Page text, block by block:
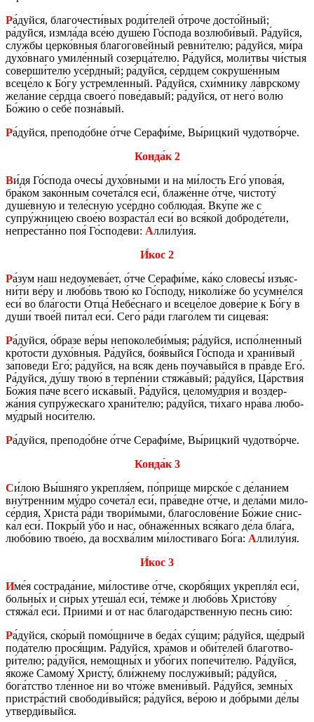
Ра́дуйся, бла­го­че­сти́вых роди́телей о́троче досто́йный;
ра́дуйся, измла́да все́ю душе́ю Го́спода воз­лю­би́вый. Ра́дуйся,
слу́жбы церко́вныя бла­го­го­ве́йный ревни́телю; ра́дуйся, ми́ра
духо́внаго умиле́нный со­зер­ца́телю. Ра́дуйся, моли́твы чи́стыя
со­вер­ши́телю усе́рдный; ра́дуйся, се́рдцем со­кру­ше́нным
всеце́ло к Бо́гу устрем­ле́нный. Ра́дуйся, схи́мнику ла́вр­ско­му
жела́ние се́рдца сво­е­го́ пове́давый; ра́дуйся, от него́ во́лю
Бо́жию о себе́ позна́вый.
Ра́дуйся, пре­по­до́бне о́тче Се­ра­фи́ме, Вы́риц­кий чу­до­тво́рче.
Конда́к 2
Ви́дя Го́спода очесы́ духо́вными и на ми́лость Его́ упова́я,
бра́ком зако́нным со­че­та́лся еси́, блаже́нне о́тче, чи­сто­ту́
душе́вную и теле́сную усе́рдно со­блю­да́я. Вку́пе же с
супру́жни­цею свое́ю воз­рас­та́л еси́ во вся́кой доб­ро­де́тели,
непре­ста́нно поя́ Го́спо­де­ви: Аллилу́ия.
И́кос 2
Ра́зум наш недо­уме­ва́ет, о́тче Се­ра­фи́ме, ка́ко сло­ве­сы́ изъ­яс­
ни́ти ве́ру и любо́вь твою́ ко Го́споду, ни­ко­ли́же бо усумне́лся
еси́ во бла́гости Отца́ Небе́снаго и всеце́лое дове́рие к Бо́гу в
души́ твое́й пита́л еси́. Сего́ ра́ди глаго́лем ти си­це­ва́я:
Ра́дуйся, о́бразе ве́ры непо­ко­ле­би́мыя; ра́дуйся, испо́лнен­ный
кро́тости духо́вныя. Ра́дуйся, боя́выйся Го́спода и храни́вый
за́по­ве­ди Его́; ра́дуйся, на всяк день поуча́выйся в пра́вде Его́.
Ра́дуйся, ду́шу твою́ в терпе́нии стяжа́вый; ра́дуйся, Ца́рствия
Бо́жия па́че всего́ иска́вый. Ра́дуйся, це­ло­му́дрия и воз­дер­
жа́ния супру́же­ска­го храни́телю; ра́дуйся, ти́хаго нра́ва лю­бо­
му́дрый носи́телю.
Ра́дуйся, пре­по­до́бне о́тче Се­ра­фи́ме, Вы́риц­кий чу­до­тво́рче.
Конда́к 3
Си́лою Вы́шняго укреп­ля́ем, по́прище мир­ско́е с де́ла­ни­ем
вну́трен­ним му́дро со­че­та́л еси́, пра́ведне о́тче, и дела́ми ми­ло­
се́рдия, Хри­ста́ ра́ди твори́мыми, бла­го­сло­ве́ние Бо́жие снис­
ка́л еси́. Покры́й у́бо и нас, об­на­же́нных вся́каго де́ла бла́га,
любо́вию твое́ю, да вос­хва́лим ми́ло­сти­ва­го Бо́га: Аллилу́ия.
И́кос 3
Име́я со­стра­да́ние, ми́ло­сти­ве о́тче, скор­бя́щих укреп­ля́л еси́,
боль­ны́х и си́рых утеша́л еси́, те́мже и любо́вь Хри­сто́ву
стяжа́л еси́. При­и­ми́ и от нас бла­го­да́рствен­ную песнь сию́:
Ра́дуйся, ско́рый помо́щниче в беда́х су́щим; ра́дуйся, ще́дрый
пода́телю прося́щим. Ра́дуйся, хра́мов и оби́телей бла­го­тво­
ри́телю; ра́дуйся, немощ­ны́х и убо́гих по­пе­чи́телю. Ра́дуйся,
я́коже Са­мо­му́ Хри­сту́, бли́жнему по­слу­жи́вый; ра́дуйся,
бога́тство тле́нное ни во что́же вмени́вый. Ра́дуйся, земны́х
при­ст­ра́стий сво­бо­ди́выйся; ра́дуйся, ве́рою и до́брыми де́лы
утвер­ди́выйся.